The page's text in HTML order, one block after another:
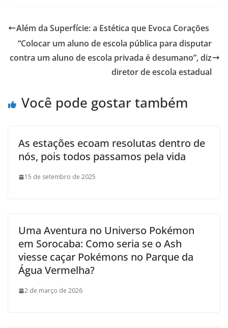
Além da Superfície: a Estética que Evoca Corações
“Colocar um aluno de escola pública para disputar
contra um aluno de escola privada é desumano”, diz
diretor de escola estadual
Você pode gostar também
As estações ecoam resolutas dentro de
nós, pois todos passamos pela vida
15 de setembro de 2025
Uma Aventura no Universo Pokémon
em Sorocaba: Como seria se o Ash
viesse caçar Pokémons no Parque da
Água Vermelha?
2 de março de 2026